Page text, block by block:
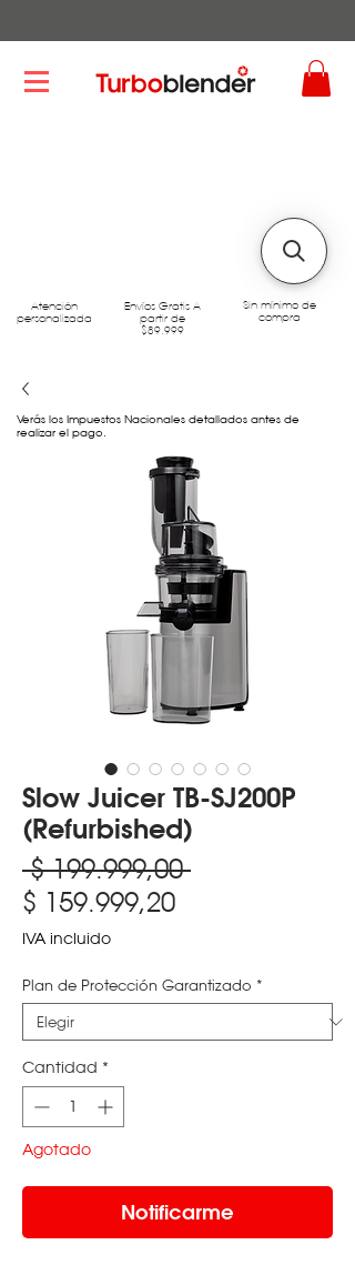
Atención
personalizada
Envíos Gratis A
partir de
$89.999
Sin mínimo de
compra
Slow Juicer TB-SJ200P
(Refurbished)
$ 199.999,00 Precio
$ 159.999,20Precio
IVA incluido
Plan de Protección Garantizado *
Cantidad *
Agotado
Notificarme
Verás los Impuestos Nacionales detallados antes de
realizar el pago.